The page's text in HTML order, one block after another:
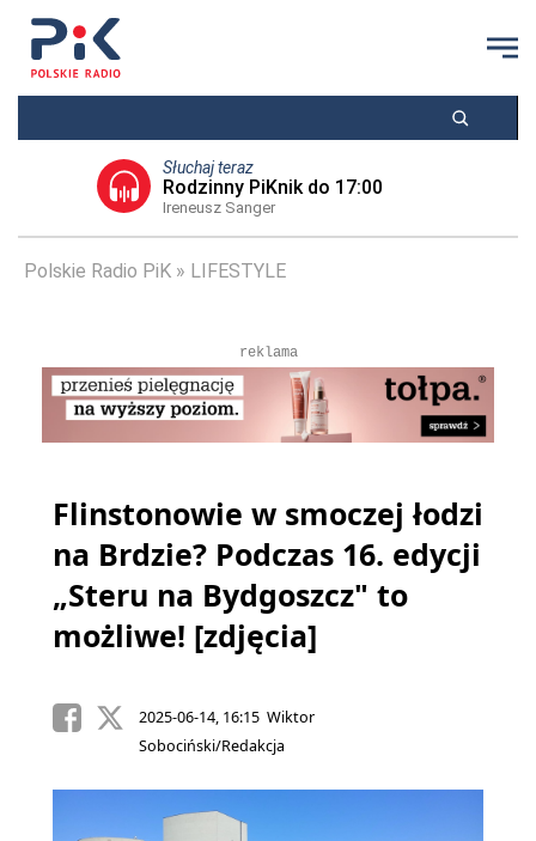
Słuchaj teraz
Rodzinny PiKnik do 17:00
Ireneusz Sanger
Polskie Radio PiK LIFESTYLE
reklama
Flinstonowie w smoczej łodzi
na Brdzie? Podczas 16. edycji
„Steru na Bydgoszcz" to
możliwe! [zdjęcia]
2025-06-14, 16:15 Wiktor
Sobociński/Redakcja